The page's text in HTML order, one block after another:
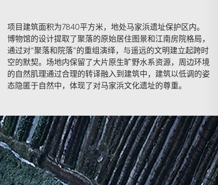
项目建筑面积为7840平方米，地处马家浜遗址保护区内。
博物馆的设计提取了聚落的原始居住图景和江南房院格局，
通过对“聚落和院落”的重组演绎，与遥远的文明建立起跨时
空的默契。场地内保留了大片原生旷野水系资源，周边环境
的自然肌理通过合理的转译融入到建筑中，建筑以低调的姿
态隐匿于自然中，体现了对马家浜文化遗址的尊重。